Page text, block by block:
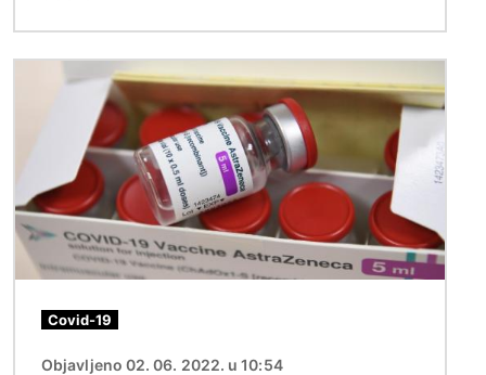
Covid-19
Objavljeno 02. 06. 2022. u 10:54